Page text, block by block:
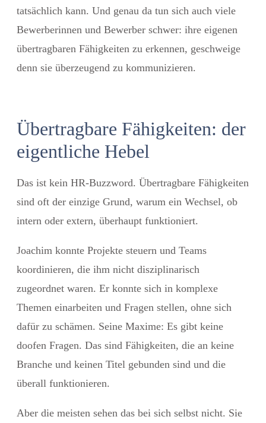
tatsächlich kann. Und genau da tun sich auch viele
Bewerberinnen und Bewerber schwer: ihre eigenen
übertragbaren Fähigkeiten zu erkennen, geschweige
denn sie überzeugend zu kommunizieren.
Übertragbare Fähigkeiten: der
eigentliche Hebel
Das ist kein HR-Buzzword. Übertragbare Fähigkeiten
sind oft der einzige Grund, warum ein Wechsel, ob
intern oder extern, überhaupt funktioniert.
Joachim konnte Projekte steuern und Teams
koordinieren, die ihm nicht disziplinarisch
zugeordnet waren. Er konnte sich in komplexe
Themen einarbeiten und Fragen stellen, ohne sich
dafür zu schämen. Seine Maxime: Es gibt keine
doofen Fragen. Das sind Fähigkeiten, die an keine
Branche und keinen Titel gebunden sind und die
überall funktionieren.
Aber die meisten sehen das bei sich selbst nicht. Sie